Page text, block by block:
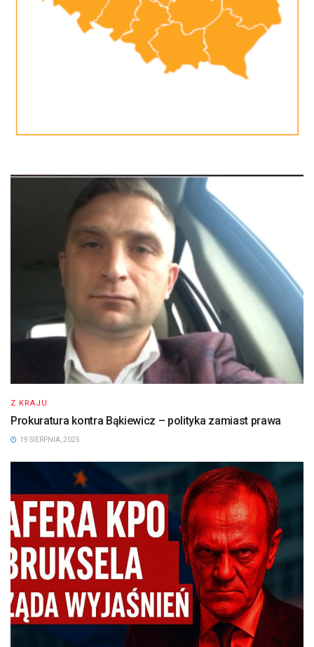
Z KRAJU
Prokuratura kontra Bąkiewicz – polityka zamiast prawa
19 SIERPNIA, 2025